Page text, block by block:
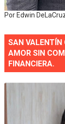
Por Edwin
SAN VALENTÍN
AMOR SIN
FINANCIERA.